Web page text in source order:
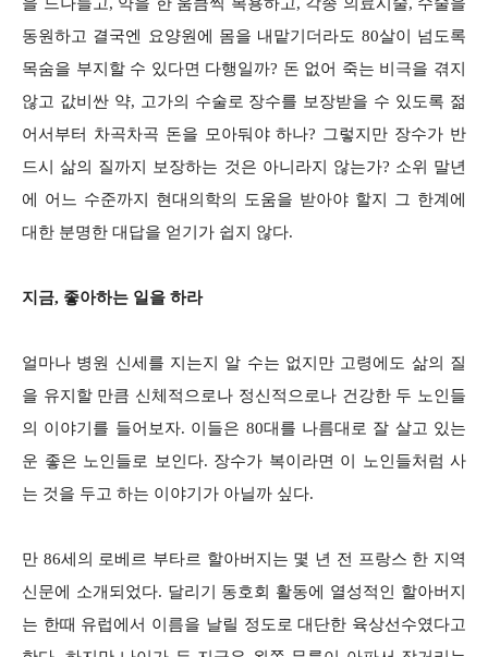
동원하고 결국엔 요양원에 몸을 내맡기더라도 80살이 넘도록
목숨을 부지할 수 있다면 다행일까? 돈 없어 죽는 비극을 겪지
않고 값비싼 약, 고가의 수술로 장수를 보장받을 수 있도록 젊
어서부터 차곡차곡 돈을 모아둬야 하나? 그렇지만 장수가 반
드시 삶의 질까지 보장하는 것은 아니라지 않는가? 소위 말년
에 어느 수준까지 현대의학의 도움을 받아야 할지 그 한계에
대한 분명한 대답을 얻기가 쉽지 않다.
지금, 좋아하는 일을 하라
얼마나 병원 신세를 지는지 알 수는 없지만 고령에도 삶의 질
을 유지할 만큼 신체적으로나 정신적으로나 건강한 두 노인들
의 이야기를 들어보자. 이들은 80대를 나름대로 잘 살고 있는
운 좋은 노인들로 보인다. 장수가 복이라면 이 노인들처럼 사
는 것을 두고 하는 이야기가 아닐까 싶다.
만 86세의 로베르 부타르 할아버지는 몇 년 전 프랑스 한 지역
신문에 소개되었다. 달리기 동호회 활동에 열성적인 할아버지
는 한때 유럽에서 이름을 날릴 정도로 대단한 육상선수였다고